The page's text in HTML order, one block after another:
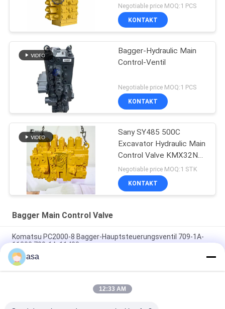
Negotiable price MOQ:1 PCS
KONTAKT
Bagger-Hydraulic Main
Control-Ventil
Negotiable price MOQ:1 PCS
KONTAKT
Sany SY485 500C
Excavator Hydraulic Main
Control Valve KMX32NA
High Quality
Negotiable price MOQ:1 STK
KONTAKT
Bagger Main Control Valve
Komatsu PC2000-8 Bagger-Hauptsteuerungsventil 709-1A-
11300 709-1A-11400
PC160LC-7 PC160-7 Steuerventil Bagger Komatsu, 723-57-
16100 Bagger Hauptteile
VOE14541591 Bohrer-Hauptsteuerventil für Volvo EC290B
asa
12:33 AM